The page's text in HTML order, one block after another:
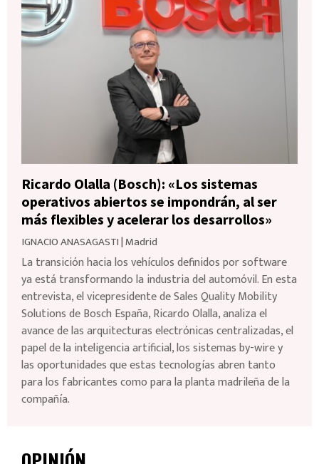
Ricardo Olalla (Bosch): «Los sistemas
operativos abiertos se impondrán, al ser
más flexibles y acelerar los desarrollos»
IGNACIO ANASAGASTI|Madrid
La transición hacia los vehículos definidos por software
ya está transformando la industria del automóvil. En esta
entrevista, el vicepresidente de Sales Quality Mobility
Solutions de Bosch España, Ricardo Olalla, analiza el
avance de las arquitecturas electrónicas centralizadas, el
papel de la inteligencia artificial, los sistemas by-wire y
las oportunidades que estas tecnologías abren tanto
para los fabricantes como para la planta madrileña de la
compañía.